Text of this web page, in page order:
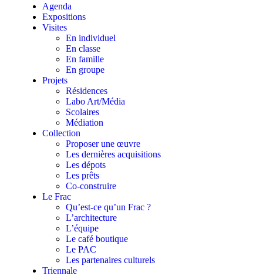
Agenda
Expositions
Visites
En individuel
En classe
En famille
En groupe
Projets
Résidences
Labo Art/Média
Scolaires
Médiation
Collection
Proposer une œuvre
Les dernières acquisitions
Les dépots
Les prêts
Co-construire
Le Frac
Qu’est-ce qu’un Frac ?
L’architecture
L’équipe
Le café boutique
Le PAC
Les partenaires culturels
Triennale